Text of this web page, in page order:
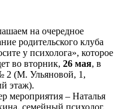
на очередное
родительского клуба
у психолога», которое
во вторник, 26 мая, в
2 (М. Ульяновой, 1,
этаж).
мероприятия – Наталья